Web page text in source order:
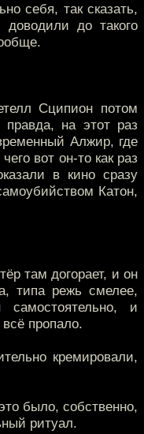
себя, так сказать,
до такого
Сципион потом
на этот раз
Алжир, где
вот он-то как раз
в кино сразу
Катон,
там догорает, и он
типа режь смелее,
и
пропало.
кремировали,
было, собственно,
ритуал.